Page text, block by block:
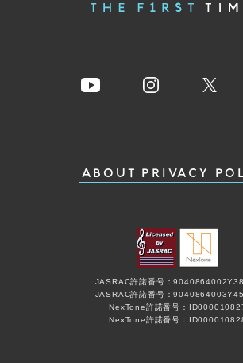
ABOUT PRIVACY
JASRAC許諾番号：
JASRAC許諾番号：
NexTone許諾番号：
NexTone許諾番号：